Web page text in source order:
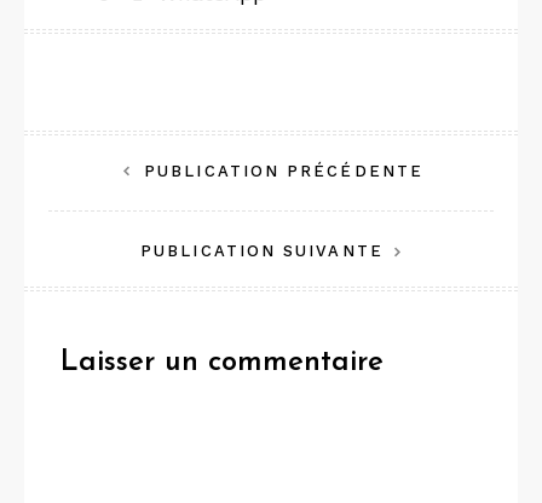
Navigation
de
l’article
PUBLICATION PRÉCÉDENTE
PUBLICATION SUIVANTE
Laisser un commentaire